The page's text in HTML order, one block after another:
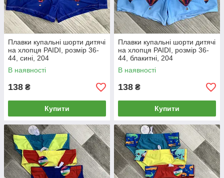
Плавки купальні шорти дитячі
на хлопця PAIDI, розмір 36-
44, сині, 204
В наявності
138 ₴
Купити
Плавки купальні шорти дитячі
на хлопця PAIDI, розмір 36-
44, блакитні, 204
В наявності
138 ₴
Купити